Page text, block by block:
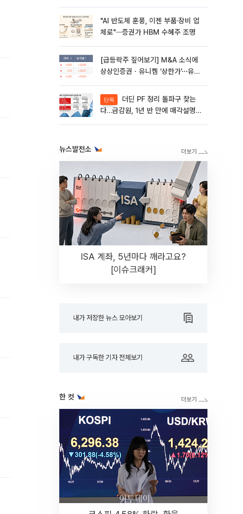
"AI 반도체 훈풍, 이젠 부품·장비 업
체로"⋯증권가 HBM 수혜주 조명
[급등락주 짚어보기] M&A 소식에
상상인증권ㆍ유니켐 ‘상한가’⋯유증
단독
다…금감원, 1년 반 만에 매각설명회
뉴스발전소
ISA 계좌, 5년마다 깨라고요?
[이슈크래커]
내가 저장한 뉴스 모아보기
내가 구독한 기자 전체보기
한 컷